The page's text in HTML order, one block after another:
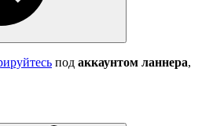
под аккаунтом ланнера,